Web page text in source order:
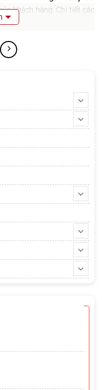
khách hàng. Chi tiết các
sung, phân phối uy tín
có khả năng bám dính
mối dán bền chắc cộng
hiệu quả cao.
thi công diễn ra nhanh
công sức, thời gian
trình. Vì các ưu điểm
lại hiện nay trên thị